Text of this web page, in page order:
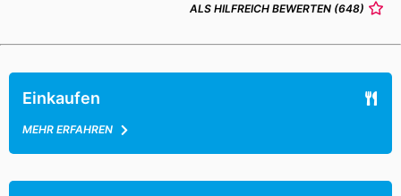
ALS HILFREICH BEWERTEN (648)
Einkaufen
MEHR ERFAHREN